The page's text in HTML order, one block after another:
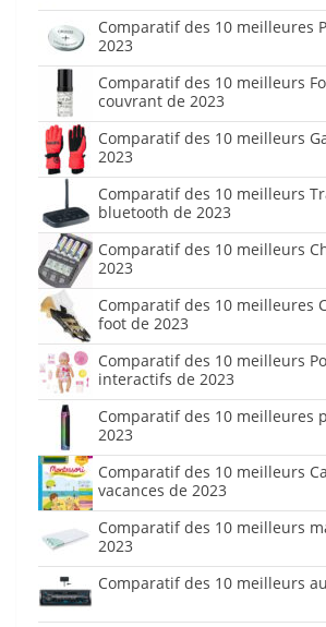
Comparatif des 10 meilleures
2023
Comparatif des 10 meilleurs
couvrant de 2023
Comparatif des 10 meilleurs
2023
Comparatif des 10 meilleurs
bluetooth de 2023
Comparatif des 10 meilleurs
2023
Comparatif des 10 meilleures
foot de 2023
Comparatif des 10 meilleurs
interactifs de 2023
Comparatif des 10 meilleures
2023
Comparatif des 10 meilleurs
vacances de 2023
Comparatif des 10 meilleurs
2023
Comparatif des 10 meilleurs